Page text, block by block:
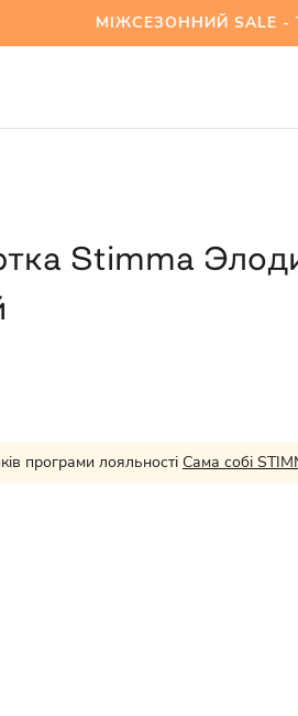
SALE - ТЕ,
Stimma
програми лояльності Сама собі